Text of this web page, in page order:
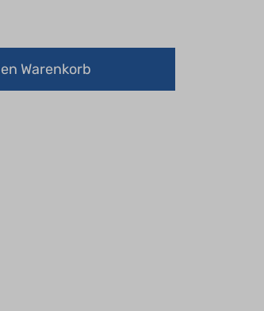
Warenkorb